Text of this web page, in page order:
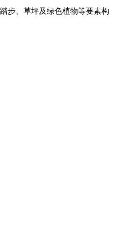
步、草坪及绿色植物等要素构